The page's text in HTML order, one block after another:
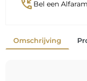
phone_callback Bel een
Omschrijving